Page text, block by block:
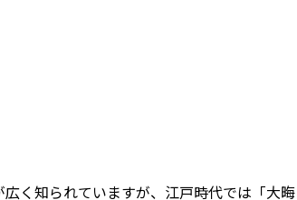
く知られていますが、江戸時代では「大晦